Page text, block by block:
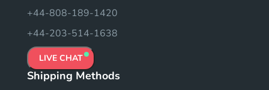
+44-808-189-1420
+44-203-514-1638
LIVE CHAT
Shipping Methods